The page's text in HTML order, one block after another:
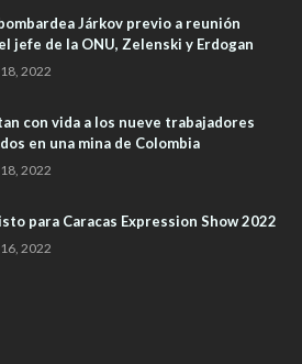
Járkov previo a reunión
jefe de la ONU, Zelenski y Erdogan
2022
con vida a los nueve trabajadores
en una mina de Colombia
2022
para Caracas Expression Show 2022
2022